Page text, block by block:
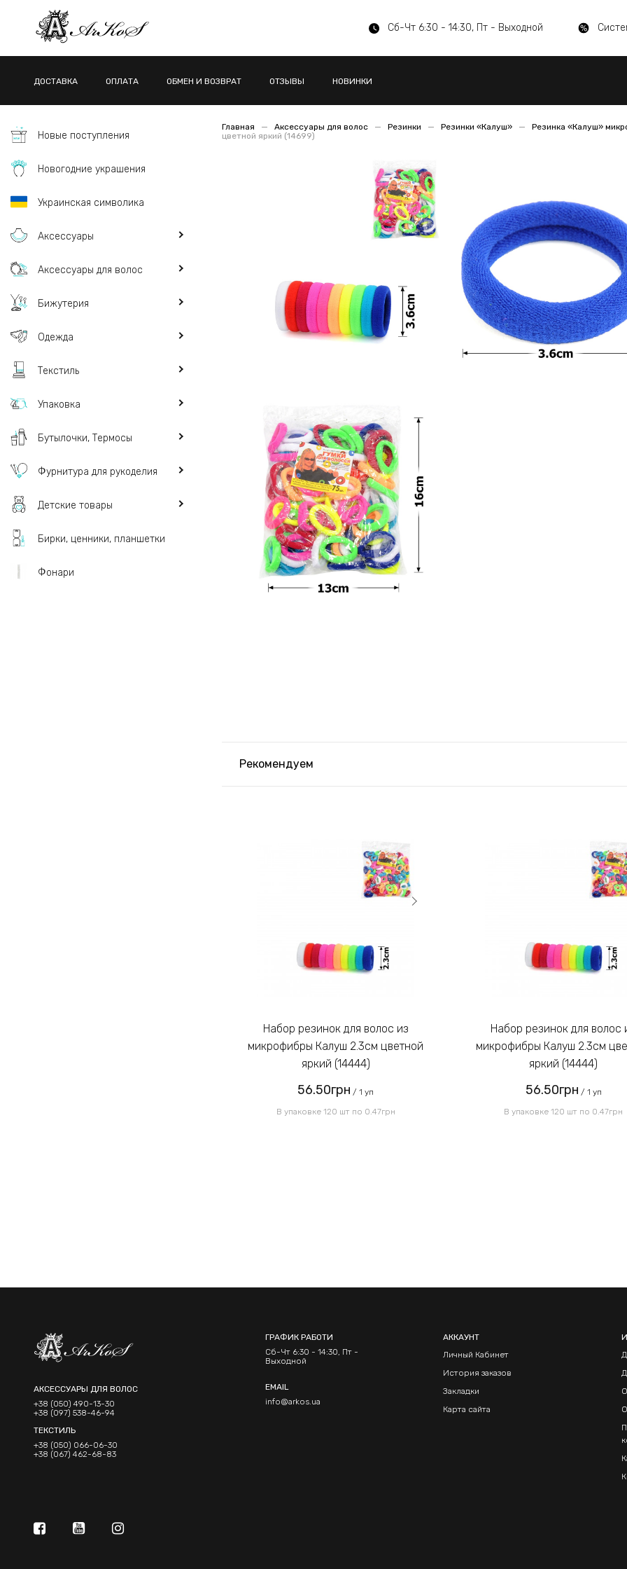
Сб-Чт 6:30 - 14:30, Пт - Выходной
ДОСТАВКА ОПЛАТА ОБМЕН И ВОЗВРАТ ОТЗЫВЫ НОВИНКИ
Новые поступления
Новогодние украшения
Украинская символика
Аксессуары
Аксессуары для волос
Бижутерия
Одежда
Текстиль
Упаковка
Бутылочки, Термосы
Фурнитура для рукоделия
Детские товары
Бирки, ценники, планшетки
Фонари
Главная Аксессуары для волос Резинки Резинки «Калуш» Резинка «Калуш»
цветной яркий (14699)
Рекомендуем
Набор резинок для волос из
микрофибры Калуш 2.3см цветной
яркий (14444)
56.50грн / 1 уп
В упаковке 120 шт по 0.47грн
Набор резинок для волос из
микрофибры Калуш 2.3см
яркий (14444)
56.50грн / 1 уп
В упаковке 120 шт по 0.47грн
АКСЕССУАРЫ ДЛЯ ВОЛОС
+38 (050) 490-13-30
+38 (097) 538-46-94
ТЕКСТИЛЬ
+38 (050) 066-06-30
+38 (067) 462-68-83
ГРАФИК РАБОТИ
Сб-Чт 6:30 - 14:30, Пт -
Выходной
EMAIL
info@arkos.ua
АККАУНТ
Личный Кабинет
История заказов
Закладки
Карта сайта